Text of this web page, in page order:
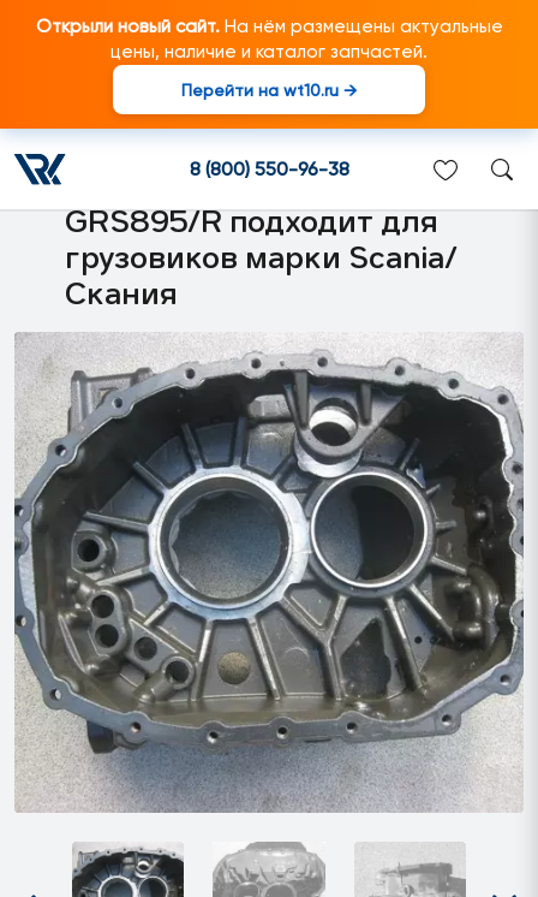
Открыли новый сайт.На нём размещены актуальные
цены, наличие и каталог запчастей.
Перейти на wt10.ru →
8 (800) 550-96-38
2041124 Корпус коробки
передач Scania 2041124
GR/GRS895, GR875/R,
GRS895/R подходит для
грузовиков марки Scania/
Скания